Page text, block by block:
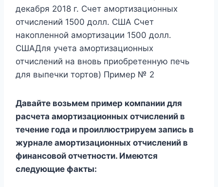
декабря 2018 г. Счет амортизационных
отчислений 1500 долл. США Счет
накопленной амортизации 1500 долл.
СШАДля учета амортизационных
отчислений на вновь приобретенную печь
для выпечки тортов) Пример № 2
Давайте возьмем пример компании для
расчета амортизационных отчислений в
течение года и проиллюстрируем запись в
журнале амортизационных отчислений в
финансовой отчетности. Имеются
следующие факты: